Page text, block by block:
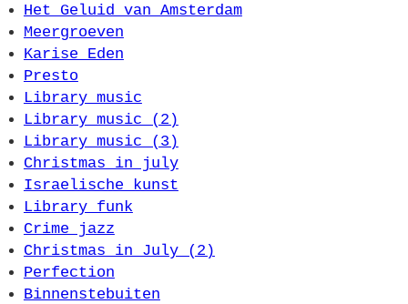
Het Geluid van Amsterdam
Meergroeven
Karise Eden
Presto
Library music
Library music (2)
Library music (3)
Christmas in july
Israelische kunst
Library funk
Crime jazz
Christmas in July (2)
Perfection
Binnenstebuiten